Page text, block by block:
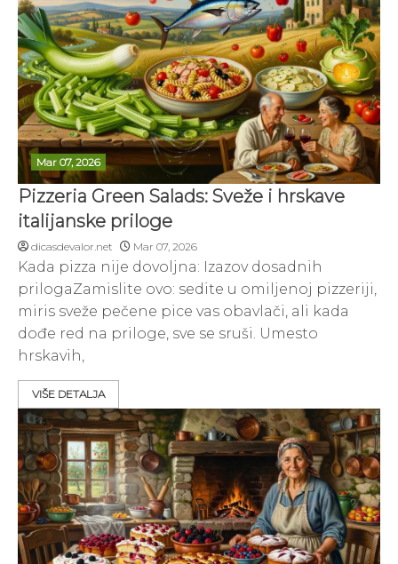
Mar 07, 2026
Pizzeria Green Salads: Sveže i hrskave
italijanske priloge
dicasdevalor.net Mar 07, 2026
Kada pizza nije dovoljna: Izazov dosadnih
prilogaZamislite ovo: sedite u omiljenoj pizzeriji,
miris sveže pečene pice vas obavlači, ali kada
dođe red na priloge, sve se sruši. Umesto
hrskavih,
VIŠE DETALJA